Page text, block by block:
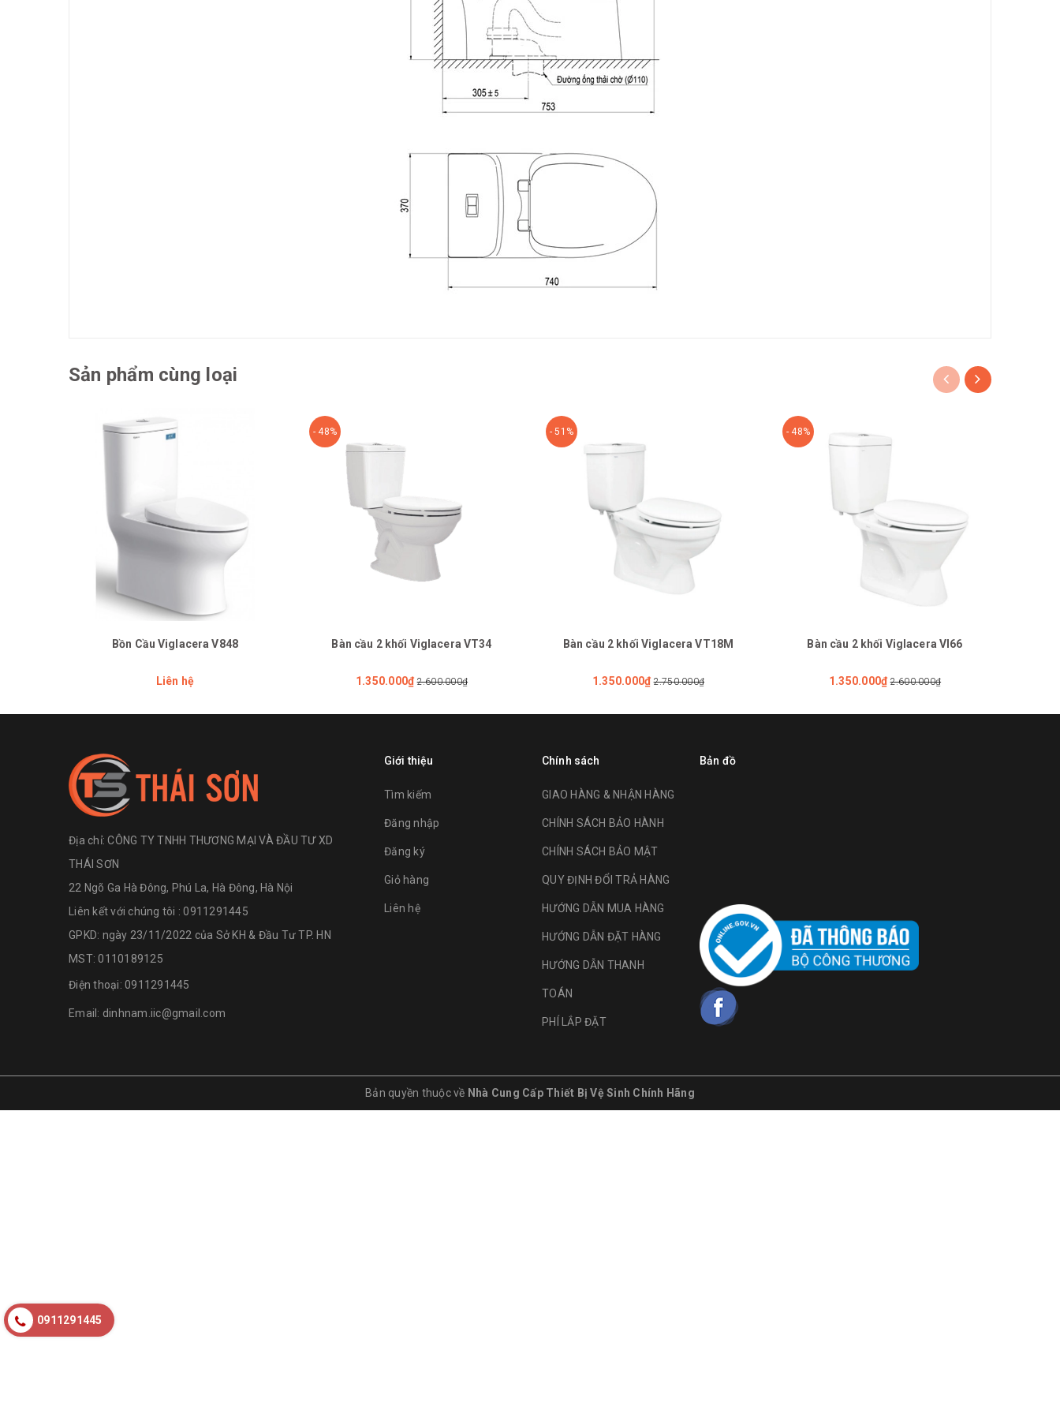
Sản phẩm cùng loại
Bồn Cầu Viglacera V848
Liên hệ
- 48%
Bàn cầu 2 khối Viglacera VT34
1.350.000₫ 2.600.000₫
- 51%
Bàn cầu 2 khối Viglacera VT18M
1.350.000₫ 2.750.000₫
- 48%
Bàn cầu 2 khối Viglacera VI66
1.350.000₫ 2.600.000₫
Địa chỉ:CÔNG TY TNHH THƯƠNG MẠI VÀ ĐẦU TƯ XD
THÁI SƠN
22 Ngõ Ga Hà Đông, Phú La, Hà Đông, Hà Nội
Liên kết với chúng tôi : 0911291445
GPKD: ngày 23/11/2022 của Sở KH & Đầu Tư TP. HN
MST: 0110189125
Điện thoại: 0911291445
Email: dinhnam.iic@gmail.com
Giới thiệu
Tìm kiếm
Đăng nhập
Đăng ký
Giỏ hàng
Liên hệ
Chính sách
GIAO HÀNG & NHẬN HÀNG
CHÍNH SÁCH BẢO HÀNH
CHÍNH SÁCH BẢO MẬT
QUY ĐỊNH ĐỔI TRẢ HÀNG
HƯỚNG DẪN MUA HÀNG
HƯỚNG DẪN ĐẶT HÀNG
HƯỚNG DẪN THANH
TOÁN
PHÍ LẮP ĐẶT
Bản đồ
Bản quyền thuộc về Nhà Cung Cấp Thiết Bị Vệ Sinh Chính Hãng
0911291445